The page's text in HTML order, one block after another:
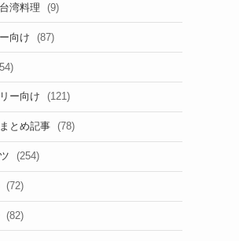
湾料理 (9)
向け (87)
ー向け (121)
とめ記事 (78)
(254)
(72)
(82)